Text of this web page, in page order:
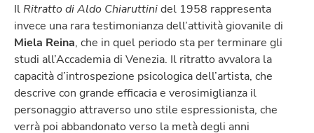
IlRitratto di Aldo Chiaruttinidel 1958 rappresenta
invece una rara testimonianza dell’attività giovanile di
Miela Reina, che in quel periodo sta per terminare gli
studi all’Accademia di Venezia. Il ritratto avvalora la
capacità d’introspezione psicologica dell’artista, che
descrive con grande efficacia e verosimiglianza il
personaggio attraverso uno stile espressionista, che
verrà poi abbandonato verso la metà degli anni